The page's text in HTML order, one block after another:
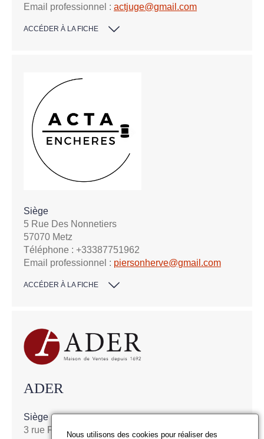
Email professionnel : actjuge@gmail.com
ACCÉDER À LA FICHE
ACTA ENCHERES
Siège
5 Rue Des Nonnetiers
57070 Metz
Téléphone : +33387751962
Email professionnel : piersonherve@gmail.com
ACCÉDER À LA FICHE
ADER
Siège
3 rue FavartNous utilisons des cookies pour réaliser des